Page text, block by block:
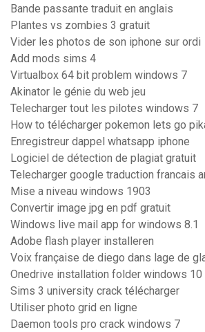
Bande passante traduit en anglais
Plantes vs zombies 3 gratuit
Vider les photos de son iphone sur ordi
Add mods sims 4
Virtualbox 64 bit problem windows 7
Akinator le génie du web jeu
Telecharger tout les pilotes windows 7
How to télécharger pokemon lets go
Enregistreur dappel whatsapp iphone
Logiciel de détection de plagiat gratuit
Telecharger google traduction francais
Mise a niveau windows 1903
Convertir image jpg en pdf gratuit
Windows live mail app for windows 8.1
Adobe flash player installeren
Voix française de diego dans lage de
Onedrive installation folder windows 10
Sims 3 university crack télécharger
Utiliser photo grid en ligne
Daemon tools pro crack windows 7